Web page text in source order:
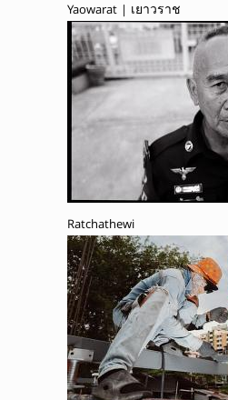
Yaowarat | เยาวราช
Ratchathewi